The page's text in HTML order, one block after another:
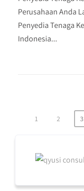
Perusahaan Anda
Penyedia Tenaga
Indonesia...
1 2 3